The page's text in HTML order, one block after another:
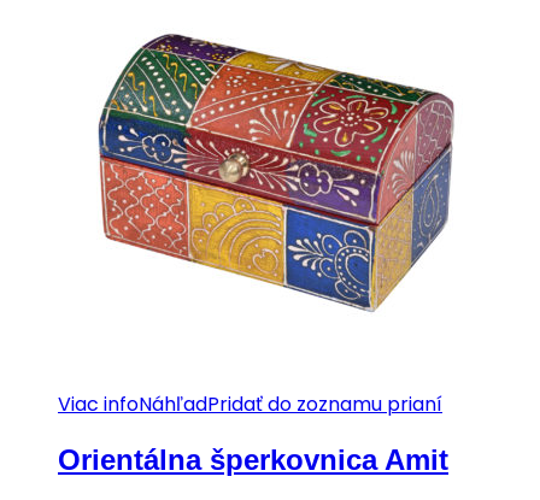
Viac infoNáhľadPridať do zoznamu prianí
Orientálna šperkovnica Amit